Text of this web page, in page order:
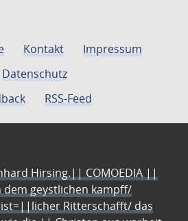
Kontakt
Impressum
Datenschutz
RSS-Feed
Hirsing.|| COMOEDIA ||
dem geystlichen kampff/
Ritterschafft/ das